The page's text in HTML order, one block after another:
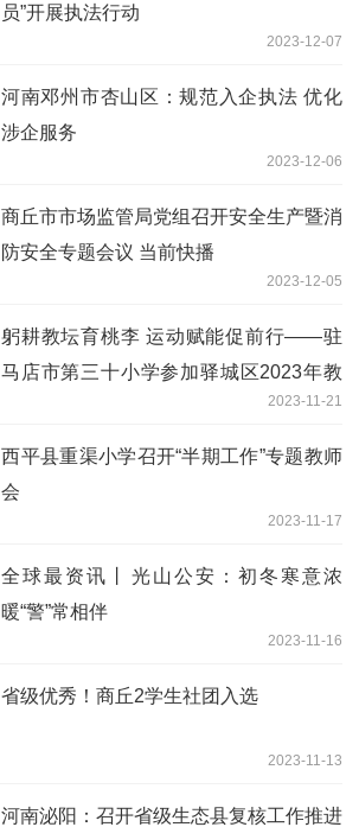
员”开展执法行动
2023-12-07
河南邓州市杏山区：规范入企执法 优化
涉企服务
2023-12-06
商丘市市场监管局党组召开安全生产暨消
防安全专题会议 当前快播
2023-12-05
躬耕教坛育桃李 运动赋能促前行——驻
马店市第三十小学参加驿城区2023年教
2023-11-21
​西平县重渠小学召开“半期工作”专题教师
会
2023-11-17
全球最资讯丨​光山公安：初冬寒意浓
暖“警”常相伴
2023-11-16
省级优秀！商丘2学生社团入选
2023-11-13
河南泌阳：召开省级生态县复核工作推进